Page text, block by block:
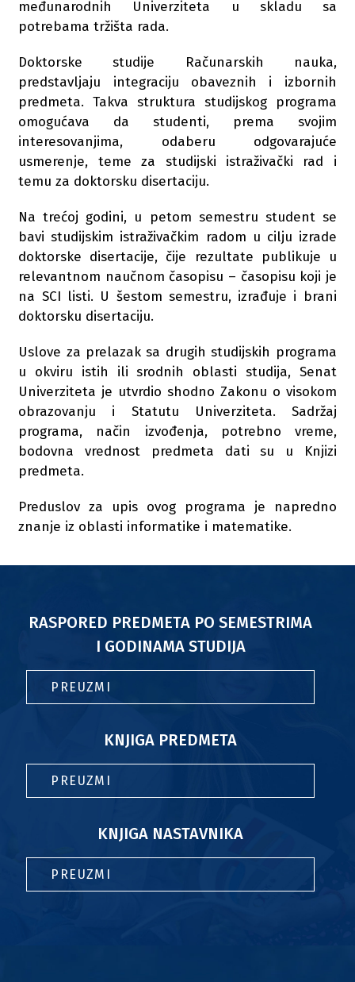
međunarodnih Univerziteta u skladu sa
potrebama tržišta rada.
Doktorske studije Računarskih nauka,
predstavljaju integraciju obaveznih i izbornih
predmeta. Takva struktura studijskog programa
omogućava da studenti, prema svojim
interesovanjima, odaberu odgovarajuće
usmerenje, teme za studijski istraživački rad i
temu za doktorsku disertaciju.
Na trećoj godini, u petom semestru student se
bavi studijskim istraživačkim radom u cilju izrade
doktorske disertacije, čije rezultate publikuje u
relevantnom naučnom časopisu – časopisu koji je
na SCI listi. U šestom semestru, izrađuje i brani
doktorsku disertaciju.
Uslove za prelazak sa drugih studijskih programa
u okviru istih ili srodnih oblasti studija, Senat
Univerziteta je utvrdio shodno Zakonu o visokom
obrazovanju i Statutu Univerziteta. Sadržaj
programa, način izvođenja, potrebno vreme,
bodovna vrednost predmeta dati su u Knjizi
predmeta.
Preduslov za upis ovog programa je napredno
znanje iz oblasti informatike i matematike.
RASPORED PREDMETA PO SEMESTRIMA
I GODINAMA STUDIJA
PREUZMI
KNJIGA PREDMETA
PREUZMI
KNJIGA NASTAVNIKA
PREUZMI